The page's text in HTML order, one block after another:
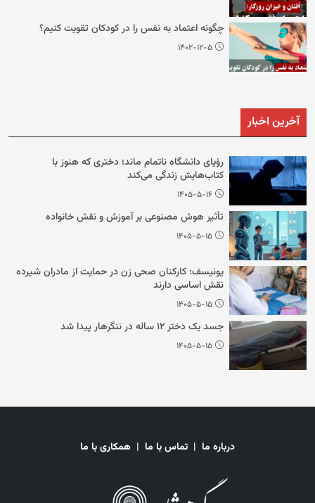
چگونه اعتماد به نفس را در کودکان تقویت کنیم؟
۱۴۰۲-۱۲-۵
آخرین اخبار
رؤیای دانشگاه ناتمام ماند؛ دختری که هنوز با
کتاب‌هایش زندگی می‌کند
۱۴۰۵-۵-۱۶
تأثیر هوش مصنوعی بر آموزش و نقش خانواده
۱۴۰۵-۵-۱۵
یونیسف: کارکنان صحی زن در حمایت از مادران شیرده
نقش اساسی دارند
۱۴۰۵-۵-۱۵
جسد یک دختر ۱۲ ساله در ننگرهار پیدا شد
۱۴۰۵-۵-۱۵
درباره ما | تماس با ما | همکاری با ما